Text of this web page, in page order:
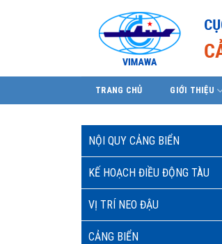
TRANG CHỦ GIỚI THIỆU
NỘI QUY CẢNG BIỂN
KẾ HOẠCH ĐIỀU ĐỘNG TÀU
VỊ TRÍ NEO ĐẬU
CẢNG BIỂN